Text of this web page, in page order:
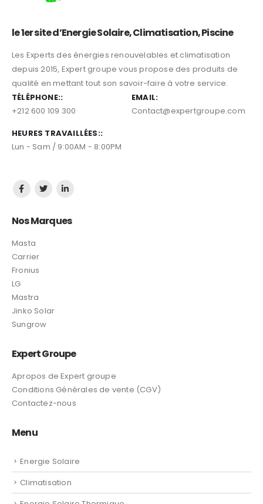
le 1er site d’Energie Solaire, Climatisation, Piscine
Les Experts des énergies renouvelables et climatisation
depuis 2015, Expert groupe vous propose des produits de
qualité en mettant tout son savoir-faire à votre service.
TÉLÉPHONE::
+212 600 109 300
EMAIL:
Contact@expertgroupe.com
HEURES TRAVAILLÉES::
Lun - Sam / 9:00AM - 8:00PM
Nos Marques
Masta
Carrier
Fronius
LG
Mastra
Jinko Solar
Sungrow
Expert Groupe
Apropos de Expert groupe
Conditions Générales de vente (CGV)
Contactez-nous
Menu
Energie Solaire
Climatisation